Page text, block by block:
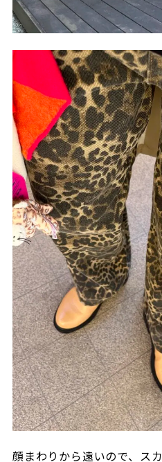
顔まわりから遠いので、ス